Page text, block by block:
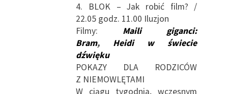
4. BLOK – Jak robić film? /
22.05 godz. 11.00 Iluzjon
Filmy: Maili giganci:
Bram, Heidi w świecie
dźwięku
POKAZY DLA RODZICÓW
Z NIEMOWLĘTAMI
W ciągu tygodnia, wczesnym